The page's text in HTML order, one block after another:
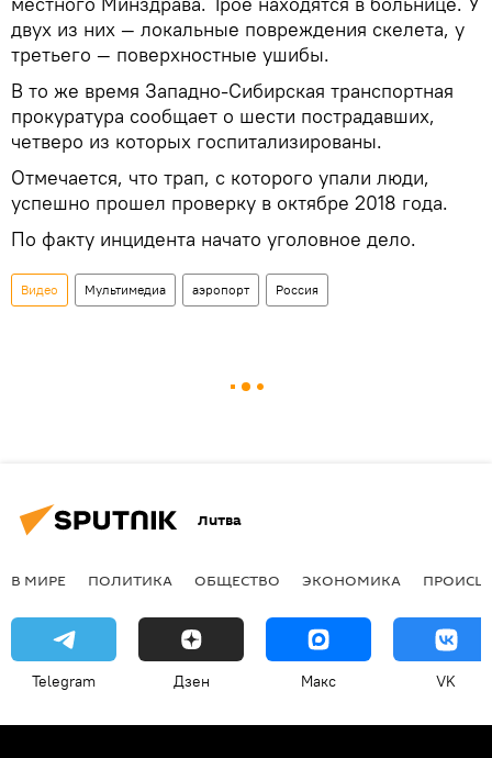
двух из них — локальные повреждения скелета, у
третьего — поверхностные ушибы.
В то же время Западно-Сибирская транспортная
прокуратура сообщает о шести пострадавших,
четверо из которых госпитализированы.
Отмечается, что трап, с которого упали люди,
успешно прошел проверку в октябре 2018 года.
По факту инцидента начато уголовное дело.
Видео Мультимедиа аэропорт Россия
Литва
В МИРЕ ПОЛИТИКА ОБЩЕСТВО ЭКОНОМИКА
Telegram Дзен Макс VK